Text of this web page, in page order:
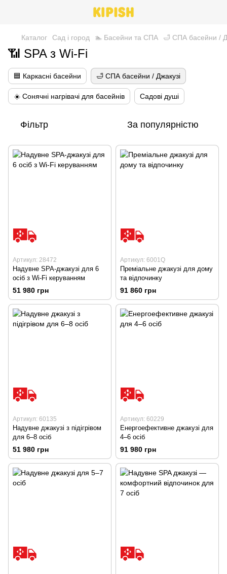
Каталог Сад і город 🏊 Басейни та СПА 🛁 СПА басейни /
📶 SPA з Wi-Fi
🟦 Каркасні басейни 🛁 СПА басейни / Джакузі
☀️ Сонячні нагрівачі для басейнів Садові душі
Фільтр За популярністю
Артикул: 28472
Надувне SPA-джакузі для 6
осіб з Wi-Fi керуванням
51 980 грн
Артикул: 6001Q
Преміальне джакузі для дому
та відпочинку
91 860 грн
Артикул: 60135
Надувне джакузі з підігрівом
для 6–8 осіб
51 980 грн
Артикул: 60229
Енергоефективне джакузі для
4–6 осіб
91 980 грн